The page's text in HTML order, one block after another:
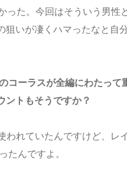
った。今回はそういう男性
いが凄くハマったなと自
ーラスが全編にわたって
ントもそうですか？
れていたんですけど、レ
たんですよ。